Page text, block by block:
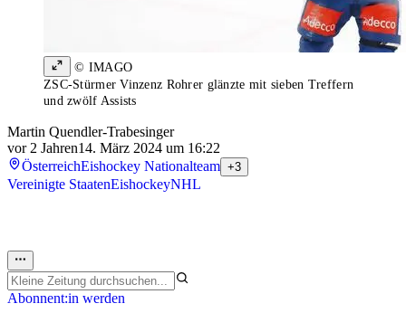
© IMAGO
ZSC-Stürmer Vinzenz Rohrer glänzte mit sieben Treffern
und zwölf Assists
Martin Quendler-Trabesinger
vor 2 Jahren14. März 2024 um 16:22
ÖsterreichEishockey Nationalteam +3
Vereinigte StaatenEishockeyNHL
Abonnent:in werden